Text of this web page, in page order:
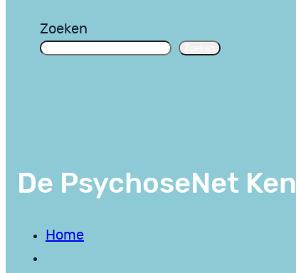
Zoeken
De PsychoseNet
Home